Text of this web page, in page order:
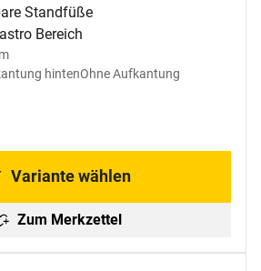
Standfüße
Bereich
hintenOhne Aufkantung
abgegeben
Variante wählen
Zum Merkzettel